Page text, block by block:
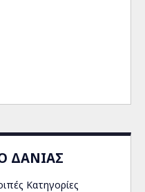
ΔΑΝΙΑΣ
Κατηγορίες